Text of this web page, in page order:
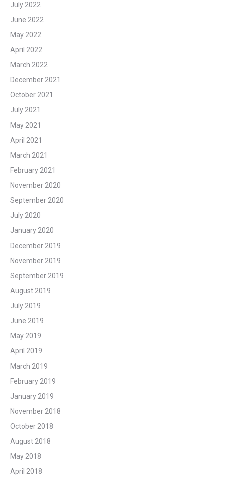
July 2022
June 2022
May 2022
April 2022
March 2022
December 2021
October 2021
July 2021
May 2021
April 2021
March 2021
February 2021
November 2020
September 2020
July 2020
January 2020
December 2019
November 2019
September 2019
August 2019
July 2019
June 2019
May 2019
April 2019
March 2019
February 2019
January 2019
November 2018
October 2018
August 2018
May 2018
April 2018